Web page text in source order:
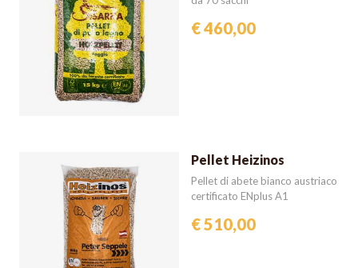
€ 460,00
Pellet Heizinos
Pellet di abete bianco austriaco
certificato ENplus A1
€ 510,00